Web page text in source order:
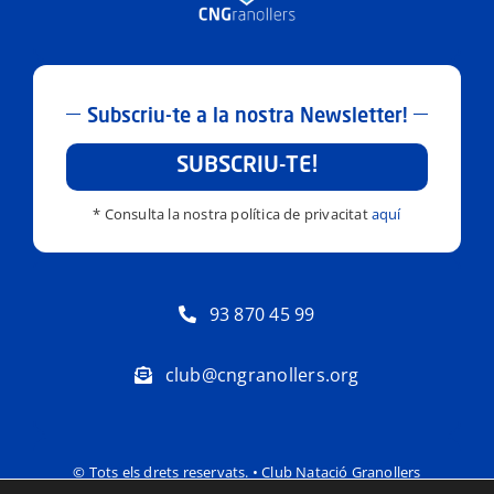
Subscriu-te a la nostra Newsletter!
SUBSCRIU-TE!
* Consulta la nostra política de privacitataquí
93 870 45 99
club@cngranollers.org
© Tots els drets reservats. • Club Natació Granollers